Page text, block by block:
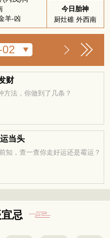
羊-凶
今日胎神
厨灶碓 外西南
财
方法，你做到了几条？
当头
知，查一查你走好运还是霉运？
忌